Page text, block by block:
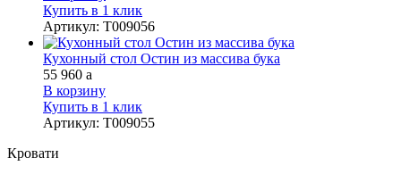
Купить в 1 клик
Артикул: Т009056
Кухонный стол Остин из массива бука
55 960 a
В корзину
Купить в 1 клик
Артикул: Т009055
Кровати